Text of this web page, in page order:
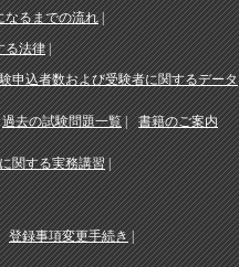
なるまでの流れ
る法律
申込者数および受験者に関するデータ
過去の試験問題一覧 書籍のご案内
関する実務講習
登録事項変更手続き